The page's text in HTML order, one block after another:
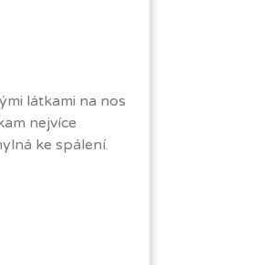
látkami na nos
nejvíce
ke spálení.